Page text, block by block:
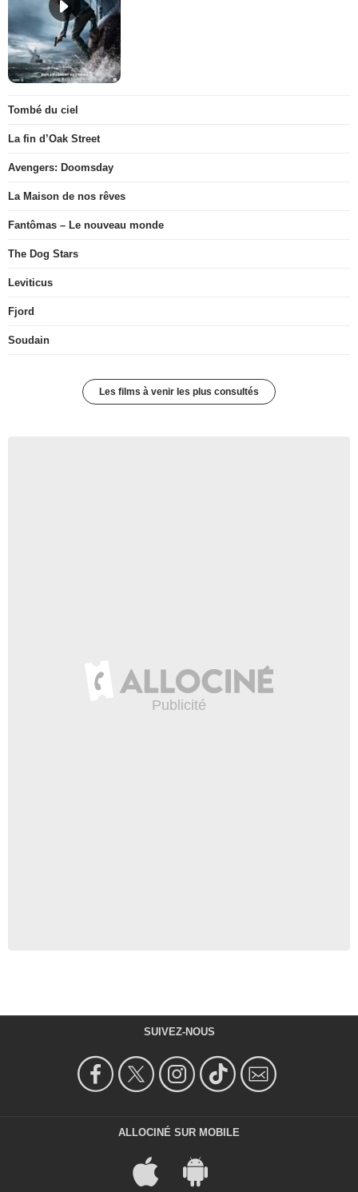
Tombé du ciel
La fin d’Oak Street
Avengers: Doomsday
La Maison de nos rêves
Fantômas – Le nouveau monde
The Dog Stars
Leviticus
Fjord
Soudain
Les films à venir les plus consultés
SUIVEZ-NOUS
ALLOCINÉ SUR MOBILE